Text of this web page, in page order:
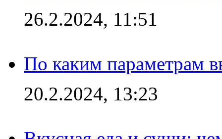
26.2.2024, 11:51
По каким параметрам
20.2.2024, 13:23